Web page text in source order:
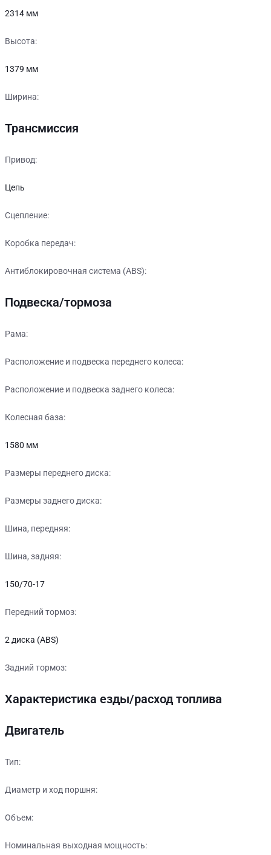
2314 мм
Высота:
1379 мм
Ширина:
Трансмиссия
Привод:
Цепь
Сцепление:
Коробка передач:
Антиблокировочная система (ABS):
Подвеска/тормоза
Рама:
Расположение и подвеска переднего колеса:
Расположение и подвеска заднего колеса:
Колесная база:
1580 мм
Размеры переднего диска:
Размеры заднего диска:
Шина, передняя:
Шина, задняя:
150/70-17
Передний тормоз:
2 диска (ABS)
Задний тормоз:
Характеристика езды/расход топлива
Двигатель
Тип:
Диаметр и ход поршня:
Объем:
Номинальная выходная мощность: